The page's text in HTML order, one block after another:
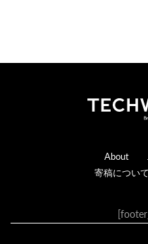
Footer
About
寄稿について